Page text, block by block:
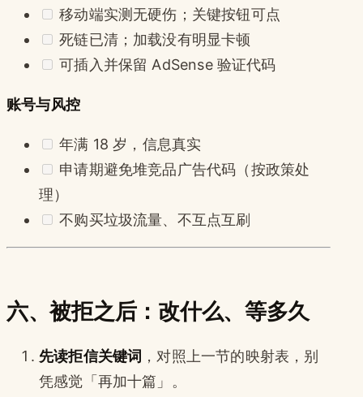
移动端实测无硬伤；关键按钮可点
死链已清；加载没有明显卡顿
可插入并保留 AdSense 验证代码
账号与风控
年满 18 岁，信息真实
申请期避免堆竞品广告代码（按政策处
理）
不购买垃圾流量、不互点互刷
六、被拒之后：改什么、等多久
先读拒信关键词 ，对照上一节的映射表，别
凭感觉「再加十篇」。